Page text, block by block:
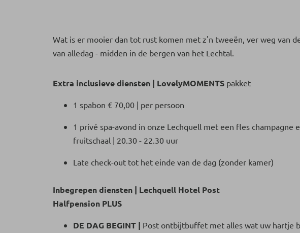
Wat is er mooier dan tot rust komen met z'n tweeën, ver weg van
van alledag - midden in de bergen van het Lechtal.
Extra inclusieve diensten | LovelyMOMENTS pakket
1 spabon € 70,00 | per persoon
1 privé spa-avond in onze Lechquell met een fles champagne
fruitschaal | 20.30 - 22.30 uur
Late check-out tot het einde van de dag (zonder kamer)
Inbegrepen diensten | Lechquell Hotel Post
Halfpension PLUS
DE DAG BEGINT | Post ontbijtbuffet met alles wat uw hartje